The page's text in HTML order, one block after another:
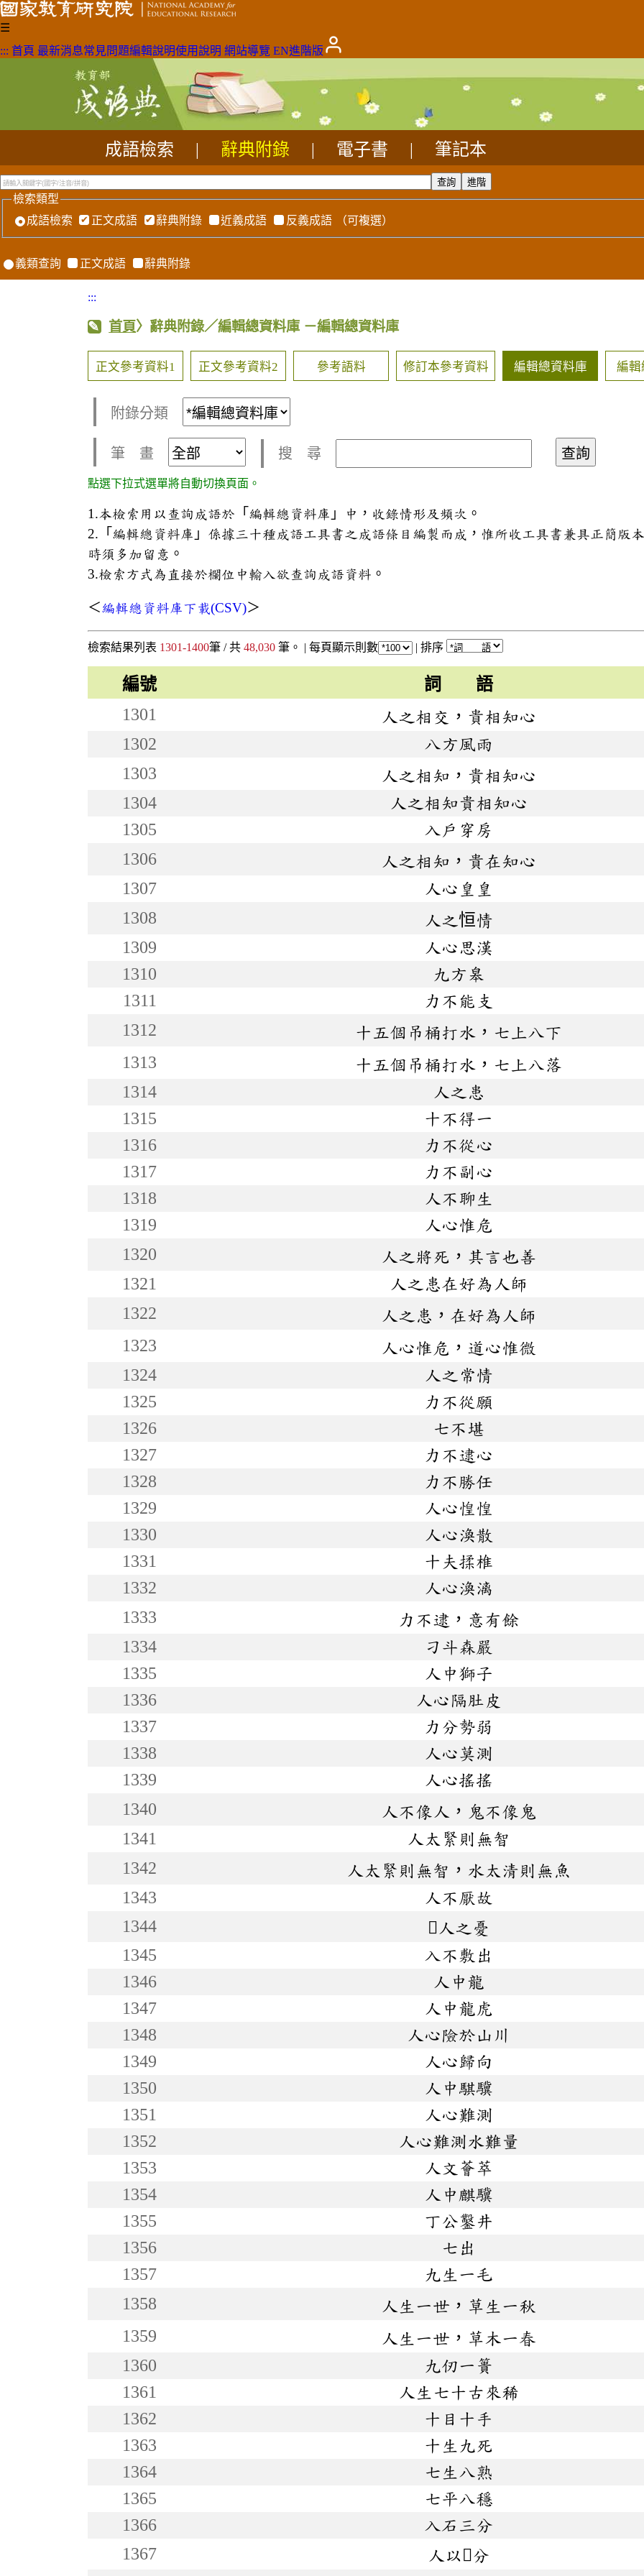
☰
::: 首頁 最新消息常見問題編輯說明使用說明 網站導覽 EN進階版
成語檢索 辭典附錄 電子書 筆記本
檢索類型
成語檢索
正文成語 辭典附錄 近義成語 反義成語 （可複選）
義類查詢 正文成語 辭典附錄
:::
首頁〉辭典附錄／編輯總資料庫 －編輯總資料庫
正文參考資料1 正文參考資料2 參考語料 修訂本參考資料 編輯總資料庫 編輯
附錄分類
筆 畫 搜 尋
點選下拉式選單將自動切換頁面。
1.本檢索用以查詢成語於「編輯總資料庫」中，收錄情形及頻次。
2.「編輯總資料庫」係據三十種成語工具書之成語條目編製而成，惟所收工具書兼具正簡版
時須多加留意。
3.檢索方式為直接於欄位中輸入欲查詢成語資料。
＜編輯總資料庫下載(CSV)＞
檢索結果列表 1301-1400筆 / 共 48,030 筆。 | 每頁顯示則數 | 排序
編號 詞 語
1301
人之相交，貴相知心
1302
八方風雨
1303
人之相知，貴相知心
1304
人之相知貴相知心
1305
入戶穿房
1306
人之相知，貴在知心
1307
人心皇皇
1308
人之恒情
1309
人心思漢
1310
九方皋
1311
力不能支
1312
十五個吊桶打水，七上八下
1313
十五個吊桶打水，七上八落
1314
人之患
1315
十不得一
1316
力不從心
1317
力不副心
1318
人不聊生
1319
人心惟危
1320
人之將死，其言也善
1321
人之患在好為人師
1322
人之患，在好為人師
1323
人心惟危，道心惟微
1324
人之常情
1325
力不從願
1326
七不堪
1327
力不逮心
1328
力不勝任
1329
人心惶惶
1330
人心渙散
1331
十夫揉椎
1332
人心渙漓
1333
力不逮，意有餘
1334
刁斗森嚴
1335
人中獅子
1336
人心隔肚皮
1337
力分勢弱
1338
人心莫測
1339
人心搖搖
1340
人不像人，鬼不像鬼
1341
人太緊則無智
1342
人太緊則無智，水太清則無魚
1343
人不厭故
1344
人之憂
1345
入不敷出
1346
人中龍
1347
人中龍虎
1348
人心險於山川
1349
人心歸向
1350
人中騏驥
1351
人心難測
1352
人心難測水難量
1353
人文薈萃
1354
人中麒驥
1355
丁公鑿井
1356
七出
1357
九生一毛
1358
人生一世，草生一秋
1359
人生一世，草木一春
1360
九仞一簣
1361
人生七十古來稀
1362
十目十手
1363
十生九死
1364
七生八熟
1365
七平八穩
1366
入石三分
1367
人以分